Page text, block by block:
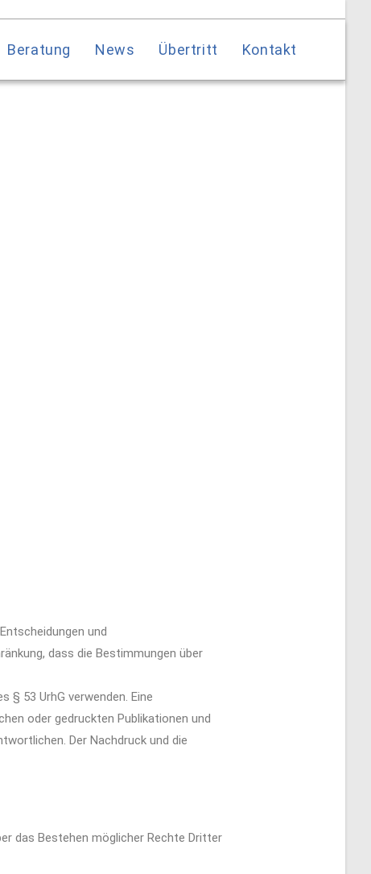
Beratung News Übertritt Kontakt
und
dass die Bestimmungen über
§ 53 UrhG verwenden. Eine
oder gedruckten Publikationen und
Der Nachdruck und die
das Bestehen möglicher Rechte Dritter